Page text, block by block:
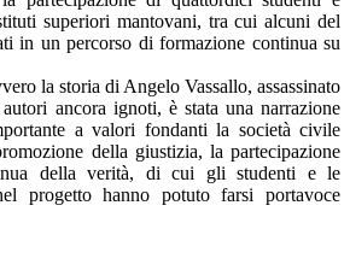
superiori mantovani, tra cui alcuni del
in un percorso di formazione continua su
la storia di Angelo Vassallo, assassinato
ancora ignoti, è stata una narrazione
a valori fondanti la società civile
della giustizia, la partecipazione
della verità, di cui gli studenti e le
progetto hanno potuto farsi portavoce